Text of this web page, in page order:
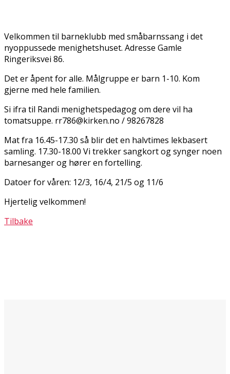
Velkommen til barneklubb med småbarnssang i det
nyoppussede menighetshuset. Adresse Gamle
Ringeriksvei 86.
Det er åpent for alle. Målgruppe er barn 1-10. Kom
gjerne med hele familien.
Si ifra til Randi menighetspedagog om dere vil ha
tomatsuppe. rr786@kirken.no / 98267828
Mat fra 16.45-17.30 så blir det en halvtimes lekbasert
samling. 17.30-18.00 Vi trekker sangkort og synger noen
barnesanger og hører en fortelling.
Datoer for våren: 12/3, 16/4, 21/5 og 11/6
Hjertelig velkommen!
Tilbake